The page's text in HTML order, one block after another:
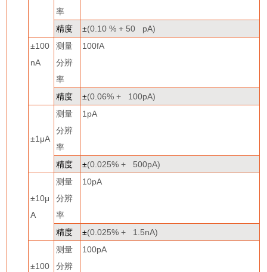
率
精度 ±(0.10 % + 50 pA)
±100
nA
测量
分辨
率
100fA
精度 ±(0.06% + 100pA)
±1μA
测量
分辨
率
1pA
精度 ±(0.025% + 500pA)
±10μ
A
测量
分辨
率
10pA
精度 ±(0.025% + 1.5nA)
±100
测量
分辨
100pA